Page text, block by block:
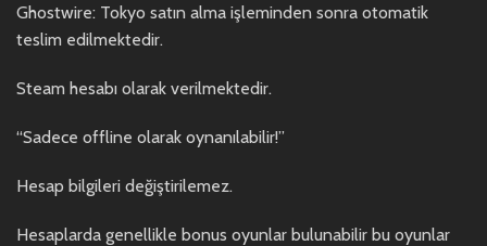
Ghostwire: Tokyo satın alma işleminden sonra otomatik
teslim edilmektedir.
Steam hesabı olarak verilmektedir.
“Sadece offline olarak oynanılabilir!”
Hesap bilgileri değiştirilemez.
Hesaplarda genellikle bonus oyunlar bulunabilir bu oyunlar